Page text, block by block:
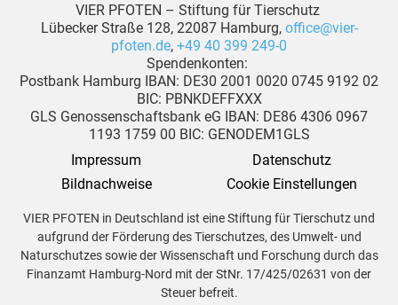
VIER PFOTEN – Stiftung für Tierschutz
Lübecker Straße 128, 22087 Hamburg, office@vier-
pfoten.de, +49 40 399 249-0
Spendenkonten:
Postbank Hamburg IBAN: DE30 2001 0020 0745 9192 02
BIC: PBNKDEFFXXX
GLS Genossenschaftsbank eG IBAN: DE86 4306 0967
1193 1759 00 BIC: GENODEM1GLS
Impressum
Datenschutz
Bildnachweise
Cookie Einstellungen
VIER PFOTEN in Deutschland ist eine Stiftung für Tierschutz und
aufgrund der Förderung des Tierschutzes, des Umwelt- und
Naturschutzes sowie der Wissenschaft und Forschung durch das
Finanzamt Hamburg-Nord mit der StNr. 17/425/02631 von der
Steuer befreit.